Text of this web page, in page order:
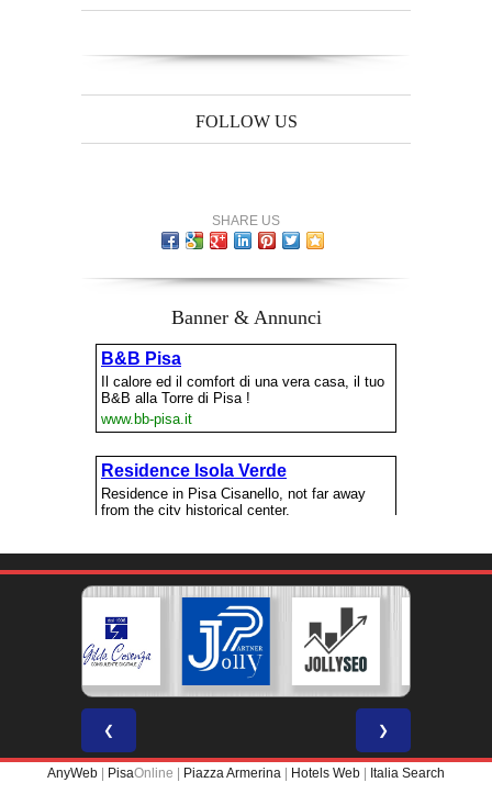
FOLLOW US
SHARE US
Banner & Annunci
❮ ❯
AnyWeb PisaOnline | Piazza Armerina Hotels Web Italia Search